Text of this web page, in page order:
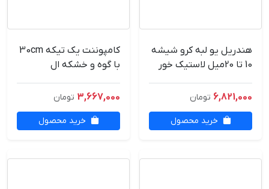
هندریل یو لبه کرو شیشه
10 تا 20میل لاستیک خور
6,821,000 تومان
خرید محصول
کامپوننت یک تیکه 30cm
با گوه و خشکه ال
3,667,000 تومان
خرید محصول